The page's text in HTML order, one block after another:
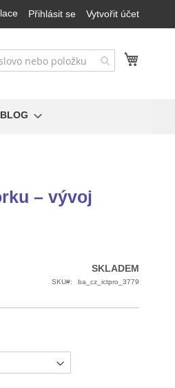
Přihlásit se Vytvořit účet
BLOG
– vývoj
SKLADEM
SKU ba_cz_ictpro_3779